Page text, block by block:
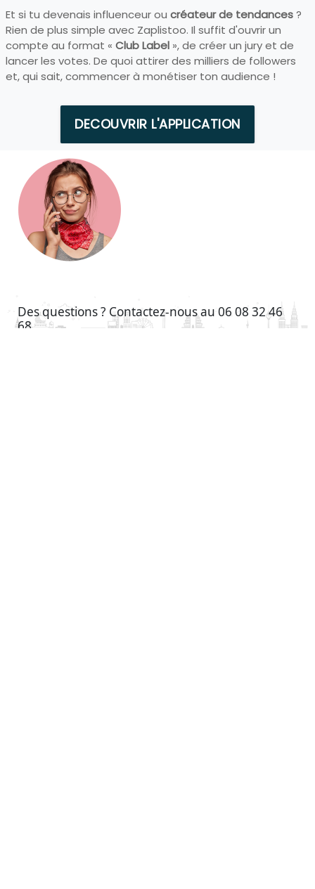
Et si tu devenais influenceur ou créateur de tendances?
Rien de plus simple avec Zaplistoo. Il suffit d'ouvrir un
compte au format « Club Label », de créer un jury et de
lancer les votes. De quoi attirer des milliers de followers
et, qui sait, commencer à monétiser ton audience !
DECOUVRIR L'APPLICATION
Des questions ? Contactez-nous au 06 08 32 46
68